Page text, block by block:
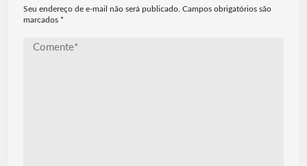
Seu endereço de e-mail não será publicado. Campos obrigatórios são
marcados *
Comente*